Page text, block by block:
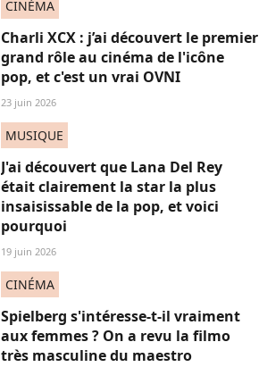
CINÉMA
Charli XCX : j’ai découvert le premier
grand rôle au cinéma de l'icône
pop, et c'est un vrai OVNI
23 juin 2026
MUSIQUE
J'ai découvert que Lana Del Rey
était clairement la star la plus
insaisissable de la pop, et voici
pourquoi
19 juin 2026
CINÉMA
Spielberg s'intéresse-t-il vraiment
aux femmes ? On a revu la filmo
très masculine du maestro